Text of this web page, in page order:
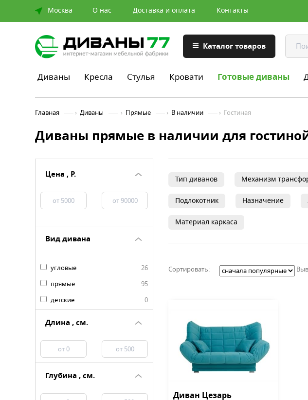
Москва О нас Доставка и оплата Контакты
Каталог товаров
Диваны Кресла Стулья Кровати Готовые диваны
Главная › Диваны › Прямые › В наличии › Гостиная
Диваны прямые в наличии для
Цена , Р.
Вид дивана
угловые
26
прямые
95
детские
0
Длина , см.
Глубина , см.
Тип диванов Механизм
Подлокотник Назначение
Материал каркаса
Сортировать:
Диван Цезарь